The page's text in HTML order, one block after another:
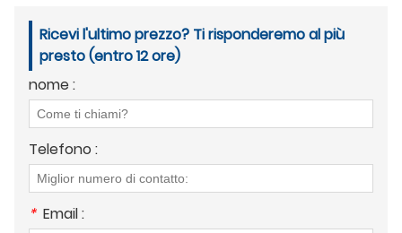
Ricevi l'ultimo prezzo? Ti risponderemo al più
presto (entro 12 ore)
nome :
Telefono :
* Email :